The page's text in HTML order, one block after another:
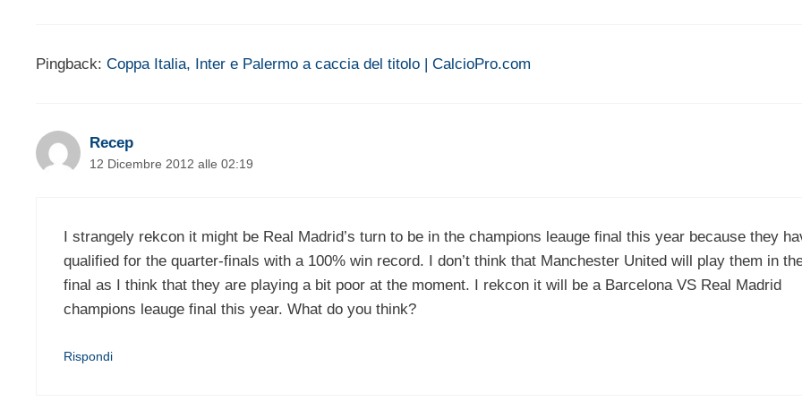
Pingback: Coppa Italia, Inter e Palermo a caccia del titolo | CalcioPro.com
Recep
12 Dicembre 2012 alle 02:19
I strangely rekcon it might be Real Madrid’s turn to be in the champions leauge final this year because they
qualified for the quarter-finals with a 100% win record. I don’t think that Manchester United will play them in
final as I think that they are playing a bit poor at the moment. I rekcon it will be a Barcelona VS Real Madrid
champions leauge final this year. What do you think?
Rispondi